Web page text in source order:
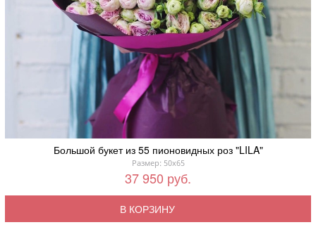
Большой букет из 55 пионовидных роз "LILA"
Размер: 50x65
37 950 руб.
В КОРЗИНУ